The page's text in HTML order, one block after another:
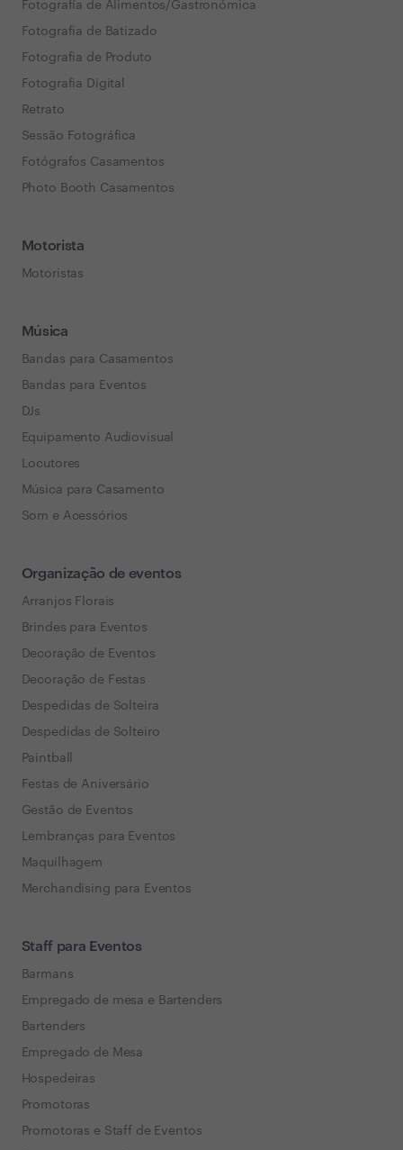
Fotografía de Alimentos/Gastronómica
Fotografia de Batizado
Fotografia de Produto
Fotografia Digital
Retrato
Sessão Fotográfica
Fotógrafos Casamentos
Photo Booth Casamentos
Motorista
Motoristas
Música
Bandas para Casamentos
Bandas para Eventos
DJs
Equipamento Audiovisual
Locutores
Música para Casamento
Som e Acessórios
Organização de eventos
Arranjos Florais
Brindes para Eventos
Decoração de Eventos
Decoração de Festas
Despedidas de Solteira
Despedidas de Solteiro
Paintball
Festas de Aniversário
Gestão de Eventos
Lembranças para Eventos
Maquilhagem
Merchandising para Eventos
Staff para Eventos
Barmans
Empregado de mesa e Bartenders
Bartenders
Empregado de Mesa
Hospedeiras
Promotoras
Promotoras e Staff de Eventos